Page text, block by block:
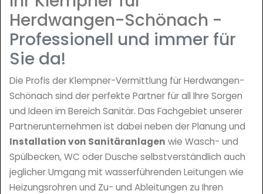
Herdwangen-Schönach -
Professionell und immer für
Sie da!
Die Profis der Klempner-Vermittlung für Herdwangen-
Schönach sind der perfekte Partner für all Ihre Sorgen
und Ideen im Bereich Sanitär. Das Fachgebiet unserer
Partnerunternehmen ist dabei neben der Planung und
Installation von Sanitäranlagen wie Wasch- und
Spülbecken, WC oder Dusche selbstverständlich auch
jeglicher Umgang mit wasserführenden Leitungen wie
Heizungsrohren und Zu- und Ableitungen zu Ihren